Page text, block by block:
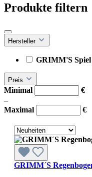
Produkte filtern
Hersteller
GRIMM'S Spiel
Preis
Minimal
€
–
Maximal
€
GRIMM´S